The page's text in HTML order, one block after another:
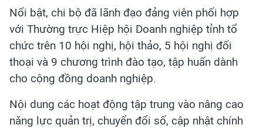
Nổi bật, chi bộ đã lãnh đạo đảng viên phối hợp
với Thường trực Hiệp hội Doanh nghiệp tỉnh tổ
chức trên 10 hội nghị, hội thảo, 5 hội nghị đối
thoại và 9 chương trình đào tạo, tập huấn dành
cho cộng đồng doanh nghiệp.
Nội dung các hoạt động tập trung vào nâng cao
năng lực quản trị, chuyển đổi số, cập nhật chính